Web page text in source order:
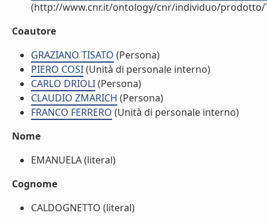
(http://www.cnr.it/ontology/cnr/individuo/prodotto/
Coautore
GRAZIANO TISATO (Persona)
PIERO COSI(Unità di personale interno)
CARLO DRIOLI(Persona)
CLAUDIO ZMARICH (Persona)
FRANCO FERRERO (Unità di personale interno)
Nome
EMANUELA (literal)
Cognome
CALDOGNETTO (literal)